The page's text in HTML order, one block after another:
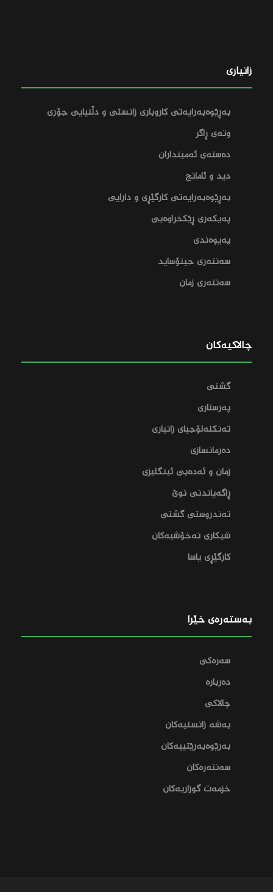
زانیاری
بەڕێوەبەرایەتی کاروباری زانستی و دڵنیایی جۆری
وتەی ڕاگر
دەستەی ئەمینداران
دید و ئامانج
بەڕێوەبەرایەتی کارگێڕی و دارایی‌
پەیکەری ڕێکخراوەیی
پەیوەندی
سەنتەری جینۆساید
سەنتەری زمان
چالاکیەکان
گشتی
پەرستاری
تەنکنەلۆجیای زانیاری
دەرمانسازی
زمان و ئەدەبی ئینگلیزی
ڕاگەیاندنی نوێ
تەندروستی گشتی
شیکاری نەخۆشیەکان
کارگێڕی یاسا
بەستەرەی خێرا
سەرەکی
دەربارە
چالاکی
بەشە زانستیەکان
بەرێوەبەرێتییەکان
سەنتەرەکان
خزمەت گوزاریەکان